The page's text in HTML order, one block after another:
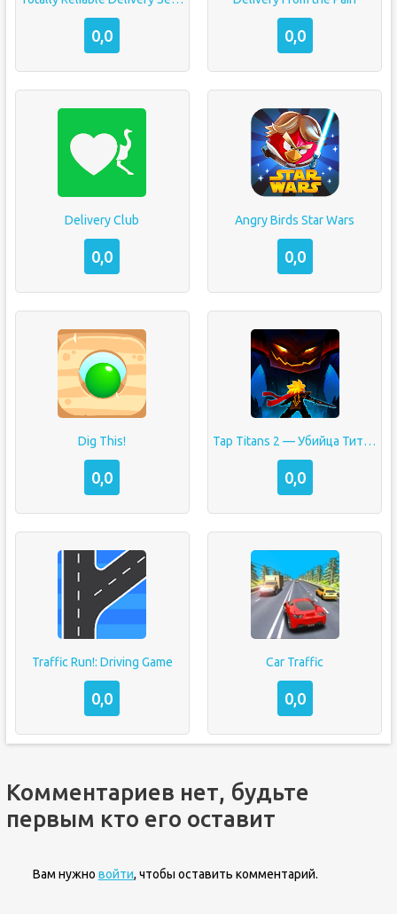
0,0 0,0
Delivery Club
0,0
Angry Birds Star Wars
0,0
Dig This!
0,0
Tap Titans 2 — Убийца Титанов
0,0
Traffic Run!: Driving Game
0,0
Car Traffic
0,0
Комментариев нет, будьте
первым кто его оставит
Вам нужно войти, чтобы оставить комментарий.